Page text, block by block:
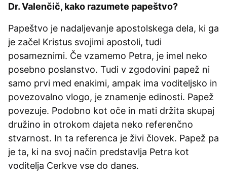
Dr. Valenčič, kako razumete papeštvo?
Papeštvo je nadaljevanje apostolskega dela, ki ga
je začel Kristus svojimi apostoli, tudi
posameznimi. Če vzamemo Petra, je imel neko
posebno poslanstvo. Tudi v zgodovini papež ni
samo prvi med enakimi, ampak ima voditeljsko in
povezovalno vlogo, je znamenje edinosti. Papež
povezuje. Podobno kot oče in mati držita skupaj
družino in otrokom dajeta neko referenčno
stvarnost. In ta referenca je živi človek. Papež pa
je ta, ki na svoj način predstavlja Petra kot
voditelja Cerkve vse do danes.